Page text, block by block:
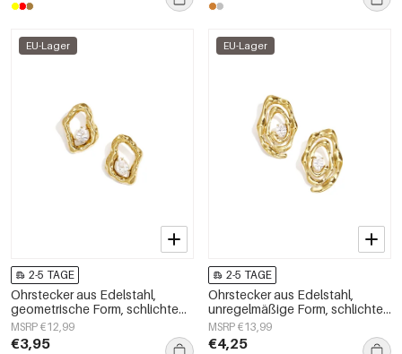
EU-Lager
2-5 TAGE
Ohrstecker aus Edelstahl,
geometrische Form, schlichte
Alltags-Serie, Damenschmuck
MSRP €12,99
€3,95
EU-Lager
2-5 TAGE
Ohrstecker aus Edelstahl,
unregelmäßige Form, schlichte
Alltags-Serie, Damenschmuck
MSRP €13,99
€4,25